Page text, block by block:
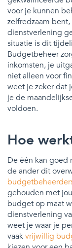
voor je kunnen
zelfredzaam
dienstverlening
situatie is dit
Budgetbeheer
inkomsten, je
niet alleen voor
weet je zeker dat
je de
voldoen.
Hoe
De één kan goed
de ander dit
gehouden met
budget op maat
dienstverlening
weet je waar je
vaakvrijwillig